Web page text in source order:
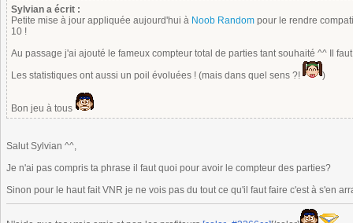
Sylvian a écrit :
Petite mise à jour appliquée aujourd'hui à Noob Random pour le rendre
10 !
Au passage j'ai ajouté le fameux compteur total de parties tant souhaité ^^ Il
Les statistiques ont aussi un poil évoluées ! (mais dans quel sens ?!
)
Bon jeu à tous
Salut Sylvian ^^,
Je n'ai pas compris ta phrase il faut quoi pour avoir le compteur des parties?
Sinon pour le haut fait VNR je ne vois pas du tout ce qu'il faut faire c'est à s'en